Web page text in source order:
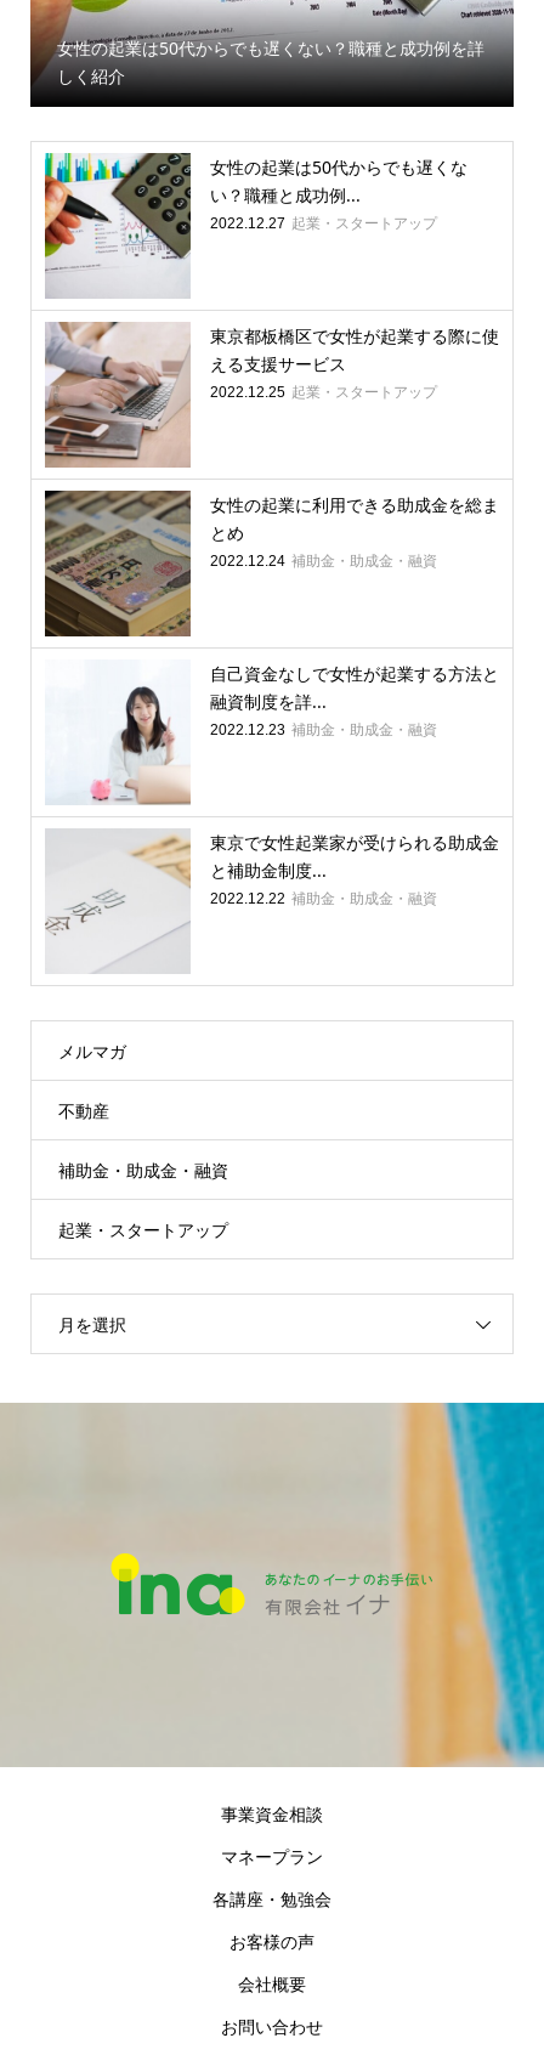
女性の起業は50代からでも遅くない？職種と成功例を詳
しく紹介
女性の起業は50代からでも遅くな
い？職種と成功例...
2022.12.27 起業・スタートアップ
東京都板橋区で女性が起業する際に使
える支援サービス
2022.12.25 起業・スタートアップ
女性の起業に利用できる助成金を総ま
とめ
2022.12.24 補助金・助成金・融資
自己資金なしで女性が起業する方法と
融資制度を詳...
2022.12.23 補助金・助成金・融資
東京で女性起業家が受けられる助成金
と補助金制度...
2022.12.22 補助金・助成金・融資
メルマガ
不動産
補助金・助成金・融資
起業・スタートアップ
月を選択
事業資金相談
マネープラン
各講座・勉強会
お客様の声
会社概要
お問い合わせ